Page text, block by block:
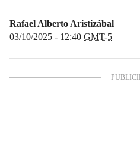
Rafael Alberto Aristizábal
03/10/2025 - 12:40 GMT-5